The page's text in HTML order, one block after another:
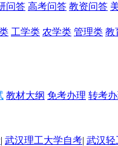
问答 高考问答 教资问答
工学类 农学类 管理类 教
教材大纲 免考办理 转考
| 武汉理工大学自考| 武汉轻